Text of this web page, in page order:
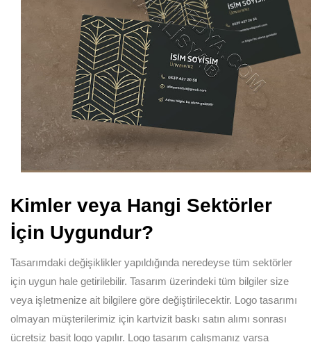
Kimler veya Hangi Sektörler
İçin Uygundur?
Tasarımdaki değişiklikler yapıldığında neredeyse tüm sektörler
için uygun hale getirilebilir. Tasarım üzerindeki tüm bilgiler size
veya işletmenize ait bilgilere göre değiştirilecektir. Logo tasarımı
olmayan müşterilerimiz için kartvizit baskı satın alımı sonrası
ücretsiz basit logo yapılır. Logo tasarım çalışmanız varsa